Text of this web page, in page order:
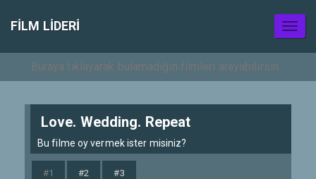
FILM LIDERI
Love. Wedding. Repeat
Bu filme oy vermek ister misiniz?
#1 #2 #3